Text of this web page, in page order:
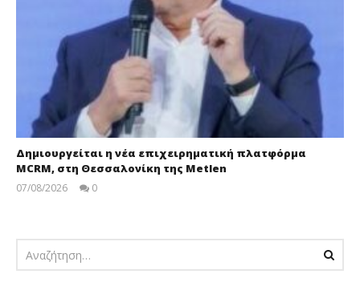
Δημιουργείται η νέα επιχειρηματική πλατφόρμα
MCRM, στη Θεσσαλονίκη της Metlen
07/08/2026
0